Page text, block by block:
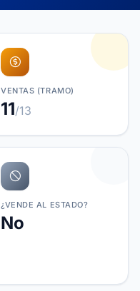
VENTAS (TRAMO)
11/13
¿VENDE AL ESTADO?
No